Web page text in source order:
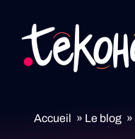
Accueil » Le blog »